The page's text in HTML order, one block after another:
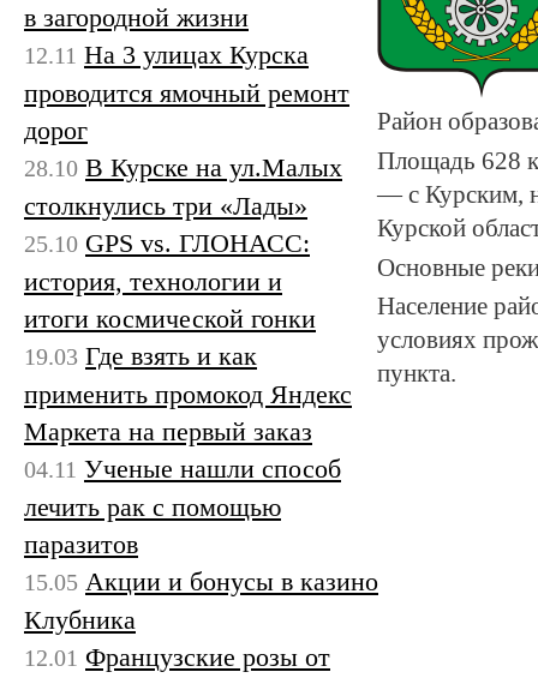
Район
Площадь 628
— с Курским,
Курской
Основные
Население
условиях
пункта.
в загородной жизни
12.11 На 3 улицах Курска
проводится ямочный ремонт
дорог
28.10 В Курске на ул.Малых
столкнулись три «Лады»
25.10 GPS vs. ГЛОНАСС:
история, технологии и
итоги космической гонки
19.03 Где взять и как
применить промокод Яндекс
Маркета на первый заказ
04.11 Ученые нашли способ
лечить рак с помощью
паразитов
15.05 Акции и бонусы в казино
Клубника
12.01 Французские розы от